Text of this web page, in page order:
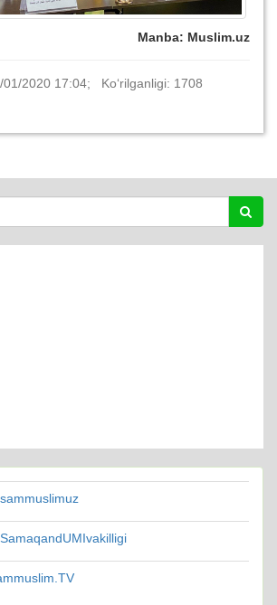
Manba: Muslim.uz
01/2020 17:04; Ko‘rilganligi: 1708